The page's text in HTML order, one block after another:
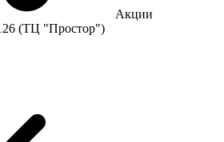
Акции
(ТЦ "Простор")